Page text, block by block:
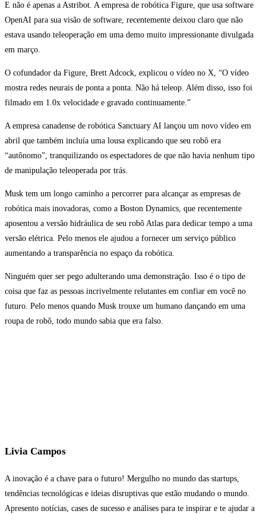
E não é apenas a Astribot. A empresa de robótica Figure, que usa software
OpenAI para sua visão de software, recentemente deixou claro que não
estava usando teleoperação em uma demo muito impressionante divulgada
em março.
O cofundador da Figure, Brett Adcock, explicou o vídeo no X, “O vídeo
mostra redes neurais de ponta a ponta. Não há teleop. Além disso, isso foi
filmado em 1.0x velocidade e gravado continuamente.”
A empresa canadense de robótica Sanctuary AI lançou um novo vídeo em
abril que também incluía uma lousa explicando que seu robô era
“autônomo”, tranquilizando os espectadores de que não havia nenhum tipo
de manipulação teleoperada por trás.
Musk tem um longo caminho a percorrer para alcançar as empresas de
robótica mais inovadoras, como a Boston Dynamics, que recentemente
aposentou a versão hidráulica de seu robô Atlas para dedicar tempo a uma
versão elétrica. Pelo menos ele ajudou a fornecer um serviço público
aumentando a transparência no espaço da robótica.
Ninguém quer ser pego adulterando uma demonstração. Isso é o tipo de
coisa que faz as pessoas incrivelmente relutantes em confiar em você no
futuro. Pelo menos quando Musk trouxe um humano dançando em uma
roupa de robô, todo mundo sabia que era falso.
Livia Campos
A inovação é a chave para o futuro! Mergulho no mundo das startups,
tendências tecnológicas e ideias disruptivas que estão mudando o mundo.
Apresento notícias, cases de sucesso e análises para te inspirar e te ajudar a